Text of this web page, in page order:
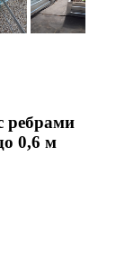
ребрами
0,6 м